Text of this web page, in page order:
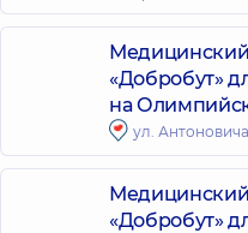
«Добробут»
на
ул.
«Добробут»